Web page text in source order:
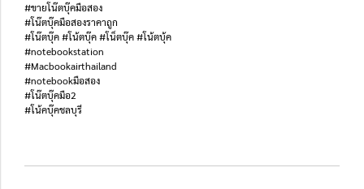
#ขายโน๊ตบุ๊คมือสอง
#โน๊ตบุ๊คมือสองราคาถูก
#โน๊ตบุ๊ค #โน้ตบุ๊ค #โน็ตบุ๊ค #โน้ตบุ้ค
#notebookstation
#Macbookairthailand
#notebookมือสอง
#โน๊ตบุ๊คมือ2
#โน้คบุ๊คชลบุรี